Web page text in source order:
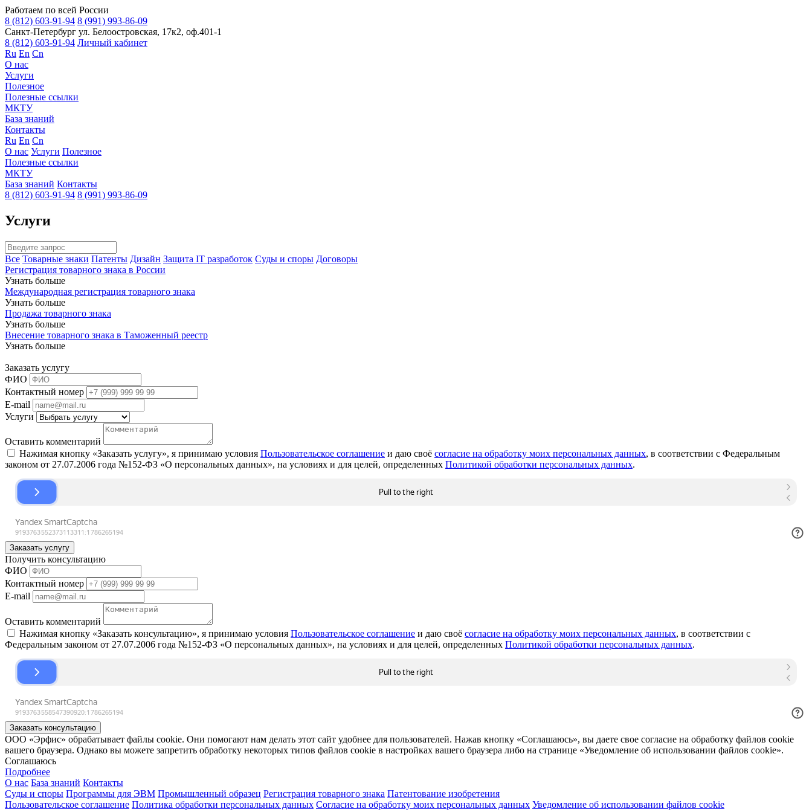
Работаем по всей России
8 (812) 603-91-94 8 (991) 993-86-09
Санкт-Петербург ул. Белоостровская, 17к2, оф.401-1
8 (812) 603-91-94 Личный кабинет
Ru En Cn
О нас
Услуги
Полезное
Полезные ссылки
МКТУ
База знаний
Контакты
Ru En Cn
О нас Услуги Полезное
Полезные ссылки
МКТУ
База знаний Контакты
8 (812) 603-91-94 8 (991) 993-86-09
Услуги
Все Товарные знаки Патенты Дизайн Защита IT разработок Суды и споры Договоры
Регистрация товарного знака в России
Узнать больше
Международная регистрация товарного знака
Узнать больше
Продажа товарного знака
Узнать больше
Внесение товарного знака в Таможенный реестр
Узнать больше
Заказать услугу
ФИО
Контактный номер
E-mail
Услуги
Оставить комментарий
Нажимая кнопку «Заказать услугу», я принимаю условия Пользовательское соглашение и даю своё согласие на обработку моих персональных данных, в соответствии с Федеральным
законом от 27.07.2006 года №152-ФЗ «О персональных данных», на условиях и для целей, определенных Политикой обработки персональных данных.
Заказать услугу
Получить консультацию
ФИО
Контактный номер
E-mail
Оставить комментарий
Нажимая кнопку «Заказать консультацию», я принимаю условия Пользовательское соглашение и даю своё согласие на обработку моих персональных данных, в соответствии с
Федеральным законом от 27.07.2006 года №152-ФЗ «О персональных данных», на условиях и для целей, определенных Политикой обработки персональных данных.
Заказать консультацию
ООО «Эрфис» обрабатывает файлы cookie. Они помогают нам делать этот сайт удобнее для пользователей. Нажав кнопку «Соглашаюсь», вы даете свое согласие на обработку файлов cookie
вашего браузера. Однако вы можете запретить обработку некоторых типов файлов cookie в настройках вашего браузера либо на странице «Уведомление об использовании файлов cookie».
Соглашаюсь
Подробнее
О нас База знаний Контакты
Суды и споры Программы для ЭВМ Промышленный образец Регистрация товарного знака Патентование изобретения
Пользовательское соглашение Политика обработки персональных данных Согласие на обработку моих персональных данных Уведомление об использовании файлов cookie